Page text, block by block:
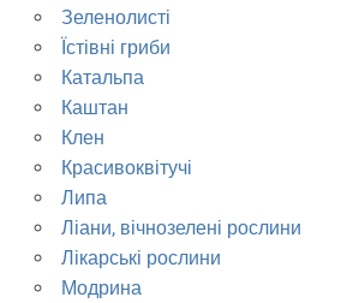
Зеленолисті
Їстівні гриби
Катальпа
Каштан
Клен
Красивоквітучі
Липа
Ліани, вічнозелені рослини
Лікарські рослини
Модрина